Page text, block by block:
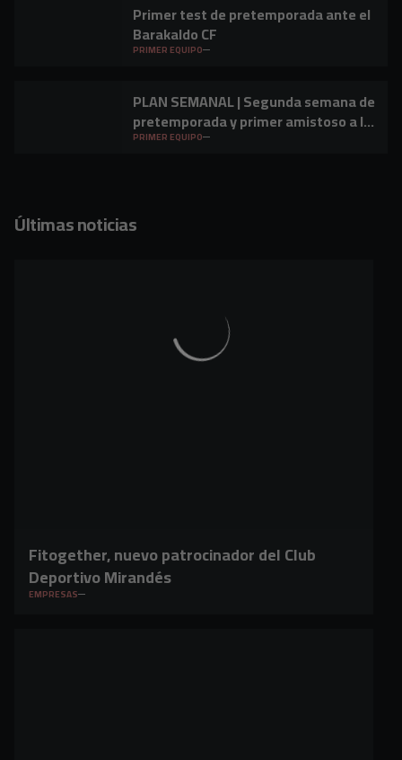
Primer test de pretemporada ante el
Barakaldo CF
PRIMER EQUIPO
PLAN SEMANAL | Segunda semana de
pretemporada y primer amistoso a la
vista
PRIMER EQUIPO
Últimas noticias
Fitogether, nuevo patrocinador del Club
Deportivo Mirandés
EMPRESAS